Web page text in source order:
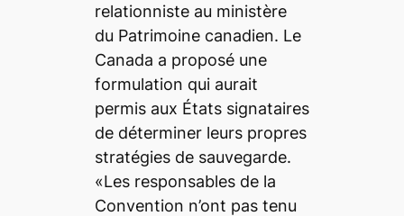
relationniste au ministère
du Patrimoine canadien. Le
Canada a proposé une
formulation qui aurait
permis aux États signataires
de déterminer leurs propres
stratégies de sauvegarde.
«Les responsables de la
Convention n’ont pas tenu